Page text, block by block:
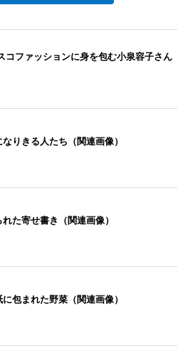
コファッションに身を包む小泉容子さん
りきる人たち（関連画像）
た寄せ書き（関連画像）
包まれた野菜（関連画像）